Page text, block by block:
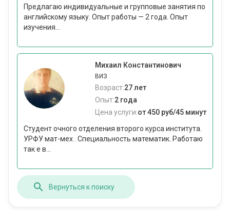
Предлагаю индивидуальные и групповые занятия по
английскому языку. Опыт работы — 2 года. Опыт
изучения...
Михаил Константинович
ВИЗ
Возраст:27 лет
Опыт:2 года
Цена услуги:от 450 руб/45 минут
Студент очного отделения второго курса института.
УРФУ мат-мех . Специальность математик. Работаю
так е в...
Вернуться к поиску